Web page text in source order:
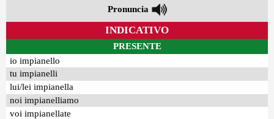
Pronuncia
INDICATIVO
PRESENTE
io impianello
tu impianelli
lui/lei impianella
noi impianelliamo
voi impianellate